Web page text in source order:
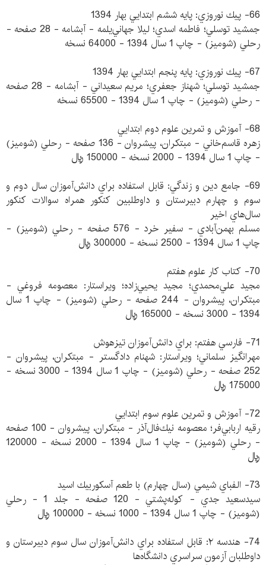
66- پيك نوروزي: پايه ششم ابتدايي بهار 1394
جمشيد توسلي؛ فاطمه اسدي؛ ليلا جهاني‌يلمه - آبشامه - 28 صفحه -
رحلي (شوميز) - چاپ 1 سال 1394 - 64000 نسخه
67- پيك نوروزي: پايه پنجم ابتدايي بهار 1394
جمشيد توسلي؛ شهناز جعفري؛ مريم سعيداني - آبشامه - 28 صفحه
- رحلي (شوميز) - چاپ 1 سال 1394 - 65500 نسخه
68- آموزش و تمرين علوم دوم ابتدايي
زهره قاسم‌خاني - مبتكران، پيشروان - 136 صفحه - رحلي (شوميز)
- چاپ 1 سال 1394 - 2000 نسخه - 150000 ريال
69- جامع دين و زندگي: قابل استفاده براي دانش‌آموزان سال دوم و
سوم و چهارم دبيرستان و داوطلبين كنكور همراه سوالات كنكور
سال‌هاي اخير
مسلم بهمن‌آبادي - سفير خرد - 576 صفحه - رحلي (شوميز) -
چاپ 1 سال 1394 - 2500 نسخه - 300000 ريال
70- كتاب كار علوم هفتم
مجيد علي‌محمدي؛ مجيد يحيي‌زاده؛ ويراستار: معصومه فروغي -
مبتكران، پيشروان - 244 صفحه - رحلي (شوميز) - چاپ 1 سال
1394 - 3000 نسخه - 165000 ريال
71- فارسي هفتم: براي دانش‌آموزان تيزهوش
مهرانگيز سلماني؛ ويراستار: شهنام دادگستر - مبتكران، پيشروان -
252 صفحه - رحلي (شوميز) - چاپ 1 سال 1394 - 3000 نسخه -
175000 ريال
72- آموزش و تمرين علوم سوم ابتدايي
رقيه اربابي‌فر؛ معصومه نيك‌فال‌آذر - مبتكران، پيشروان - 100 صفحه
- رحلي (شوميز) - چاپ 1 سال 1394 - 2000 نسخه - 120000
ريال
73- الفباي شيمي (سال چهارم) با طعم آسكوربيك اسيد
سيدسعيد جدي - كوله‌پشتي - 120 صفحه - جلد 1 - رحلي
(شوميز) - چاپ 1 سال 1394 - 1000 نسخه - 100000 ريال
74- هندسه ۲: قابل استفاده براي دانش‌آموزان سال سوم دبيرستان و
داوطلبان آزمون سراسري دانشگاه‌ها